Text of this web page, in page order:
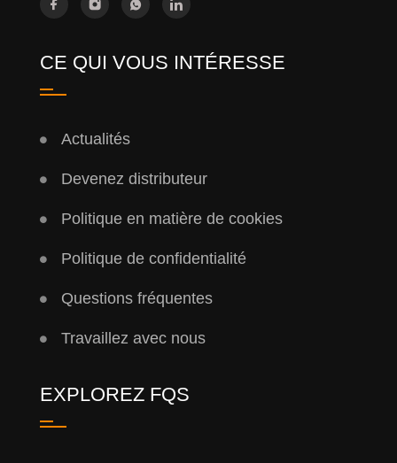
CE QUI VOUS INTÉRESSE
Actualités
Devenez distributeur
Politique en matière de cookies
Politique de confidentialité
Questions fréquentes
Travaillez avec nous
EXPLOREZ FQS